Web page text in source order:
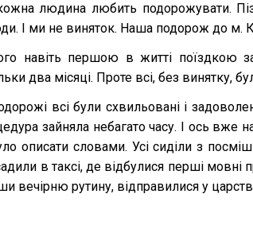
людина любить подорожувати.
І ми не виняток. Наша подорож до
навіть першою в житті поїздкою
два місяці. Проте всі, без винятку,
всі були схвильовані і
зайняла небагато часу. І ось вже
описати словами. Усі сиділи з
в таксі, де відбулися перші
вечірню рутину, відправилися у